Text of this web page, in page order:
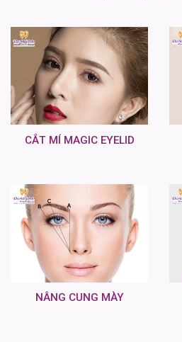
CẮT MÍ MAGIC EYELID
NÂNG CUNG MÀY